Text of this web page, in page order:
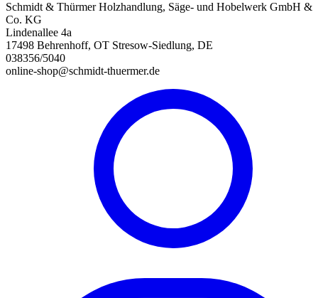
Schmidt & Thürmer Holzhandlung, Säge- und Hobelwerk GmbH &
Co. KG
Lindenallee 4a
17498 Behrenhoff, OT Stresow-Siedlung, DE
038356/5040
online-shop@schmidt-thuermer.de